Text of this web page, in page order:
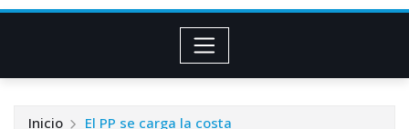
Inicio El PP se carga la costa